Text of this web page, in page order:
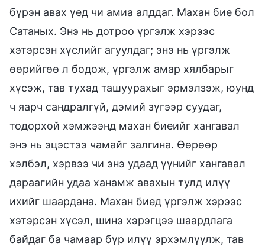
бүрэн авах үед чи амиа алддаг. Махан бие бол
Сатаных. Энэ нь дотроо үргэлж хэрээс
хэтэрсэн хүслийг агуулдаг; энэ нь үргэлж
өөрийгөө л бодож, үргэлж амар хялбарыг
хүсэж, тав тухад ташуурахыг эрмэлзэж, юунд
ч яарч сандралгүй, дэмий зүгээр суудаг,
тодорхой хэмжээнд махан биеийг хангавал
энэ нь эцэстээ чамайг залгина. Өөрөөр
хэлбэл, хэрвээ чи энэ удаад үүнийг хангавал
дараагийн удаа ханамж авахын тулд илүү
ихийг шаардана. Махан биед үргэлж хэрээс
хэтэрсэн хүсэл, шинэ хэрэгцээ шаардлага
байдаг ба чамаар бүр илүү эрхэмлүүлж, тав